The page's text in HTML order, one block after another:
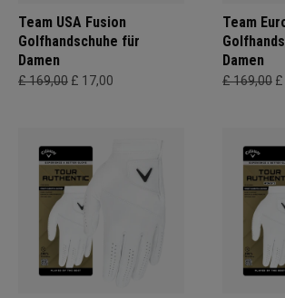
Team USA Fusion
Golfhandschuhe für
Damen
£ 169,00 £ 17,00
Team
Damen
£ 169,00 £